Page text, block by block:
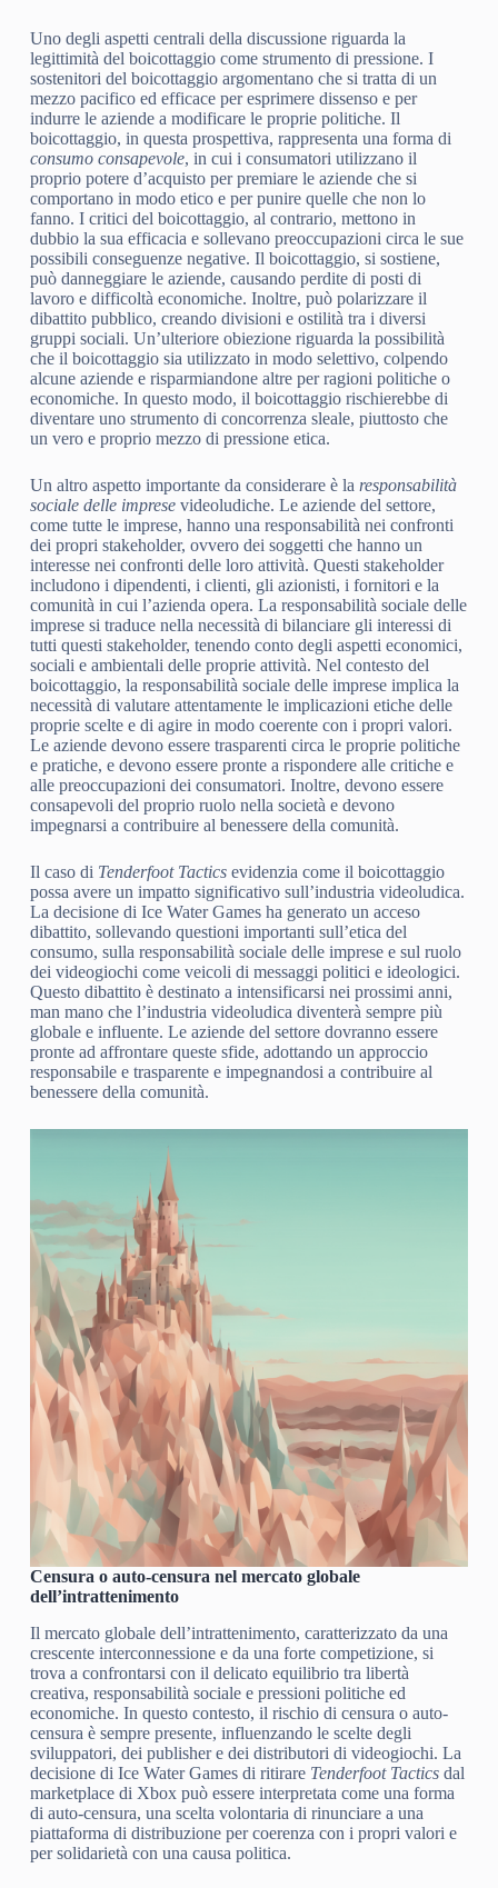
Uno degli aspetti centrali della discussione riguarda la
legittimità del boicottaggio come strumento di pressione. I
sostenitori del boicottaggio argomentano che si tratta di un
mezzo pacifico ed efficace per esprimere dissenso e per
indurre le aziende a modificare le proprie politiche. Il
boicottaggio, in questa prospettiva, rappresenta una forma di
consumo consapevole, in cui i consumatori utilizzano il
proprio potere d’acquisto per premiare le aziende che si
comportano in modo etico e per punire quelle che non lo
fanno. I critici del boicottaggio, al contrario, mettono in
dubbio la sua efficacia e sollevano preoccupazioni circa le sue
possibili conseguenze negative. Il boicottaggio, si sostiene,
può danneggiare le aziende, causando perdite di posti di
lavoro e difficoltà economiche. Inoltre, può polarizzare il
dibattito pubblico, creando divisioni e ostilità tra i diversi
gruppi sociali. Un’ulteriore obiezione riguarda la possibilità
che il boicottaggio sia utilizzato in modo selettivo, colpendo
alcune aziende e risparmiandone altre per ragioni politiche o
economiche. In questo modo, il boicottaggio rischierebbe di
diventare uno strumento di concorrenza sleale, piuttosto che
un vero e proprio mezzo di pressione etica.
Un altro aspetto importante da considerare è la responsabilità
sociale delle impresevideoludiche. Le aziende del settore,
come tutte le imprese, hanno una responsabilità nei confronti
dei propri stakeholder, ovvero dei soggetti che hanno un
interesse nei confronti delle loro attività. Questi stakeholder
includono i dipendenti, i clienti, gli azionisti, i fornitori e la
comunità in cui l’azienda opera. La responsabilità sociale delle
imprese si traduce nella necessità di bilanciare gli interessi di
tutti questi stakeholder, tenendo conto degli aspetti economici,
sociali e ambientali delle proprie attività. Nel contesto del
boicottaggio, la responsabilità sociale delle imprese implica la
necessità di valutare attentamente le implicazioni etiche delle
proprie scelte e di agire in modo coerente con i propri valori.
Le aziende devono essere trasparenti circa le proprie politiche
e pratiche, e devono essere pronte a rispondere alle critiche e
alle preoccupazioni dei consumatori. Inoltre, devono essere
consapevoli del proprio ruolo nella società e devono
impegnarsi a contribuire al benessere della comunità.
Il caso di Tenderfoot Tacticsevidenzia come il boicottaggio
possa avere un impatto significativo sull’industria videoludica.
La decisione di Ice Water Games ha generato un acceso
dibattito, sollevando questioni importanti sull’etica del
consumo, sulla responsabilità sociale delle imprese e sul ruolo
dei videogiochi come veicoli di messaggi politici e ideologici.
Questo dibattito è destinato a intensificarsi nei prossimi anni,
man mano che l’industria videoludica diventerà sempre più
globale e influente. Le aziende del settore dovranno essere
pronte ad affrontare queste sfide, adottando un approccio
responsabile e trasparente e impegnandosi a contribuire al
benessere della comunità.
Censura o auto-censura nel mercato globale
dell’intrattenimento
Il mercato globale dell’intrattenimento, caratterizzato da una
crescente interconnessione e da una forte competizione, si
trova a confrontarsi con il delicato equilibrio tra libertà
creativa, responsabilità sociale e pressioni politiche ed
economiche. In questo contesto, il rischio di censura o auto-
censura è sempre presente, influenzando le scelte degli
sviluppatori, dei publisher e dei distributori di videogiochi. La
decisione di Ice Water Games di ritirare Tenderfoot Tacticsdal
marketplace di Xbox può essere interpretata come una forma
di auto-censura, una scelta volontaria di rinunciare a una
piattaforma di distribuzione per coerenza con i propri valori e
per solidarietà con una causa politica.